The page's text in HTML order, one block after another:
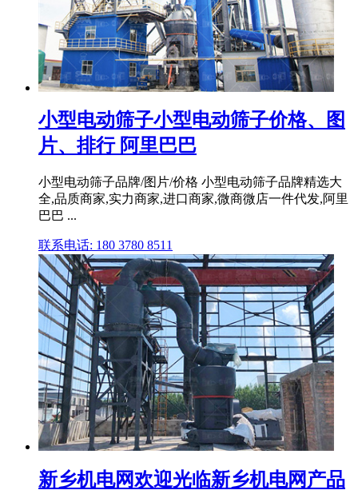
小型电动筛子小型电动筛子价格、图
片、排行 阿里巴巴
小型电动筛子品牌/图片/价格 小型电动筛子品牌精选大
全,品质商家,实力商家,进口商家,微商微店一件代发,阿里
巴巴 ...
联系电话: 180 3780 8511
新乡机电网欢迎光临新乡机电网产品